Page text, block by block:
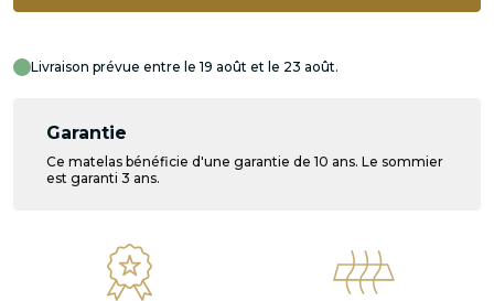
Livraison prévue entre le 19 août et le 23 août.
Garantie
Ce matelas bénéficie d'une garantie de 10 ans. Le sommier
est garanti 3 ans.